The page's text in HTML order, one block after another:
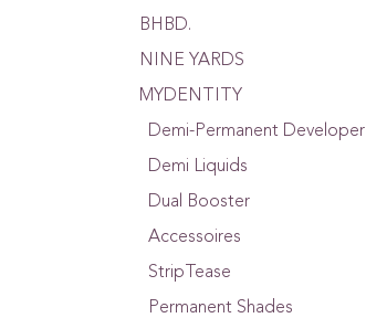
BHBD.
NINE YARDS
MYDENTITY
Demi-Permanent Developer
Demi Liquids
Dual Booster
Accessoires
StripTease
Permanent Shades